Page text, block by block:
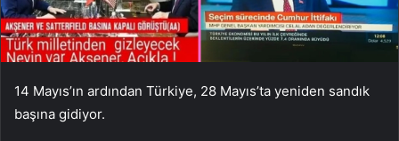
14 Mayıs’ın ardından Türkiye, 28 Mayıs’ta yeniden sandık
başına gidiyor.